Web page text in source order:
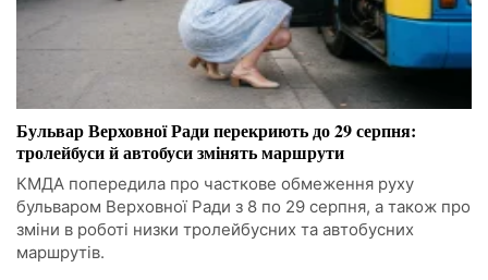
Бульвар Верховної Ради перекриють до 29 серпня:
тролейбуси й автобуси змінять маршрути
КМДА попередила про часткове обмеження руху
бульваром Верховної Ради з 8 по 29 серпня, а також про
зміни в роботі низки тролейбусних та автобусних
маршрутів.